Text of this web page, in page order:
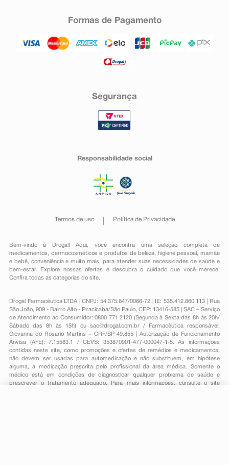
Formas de Pagamento
Segurança
Responsabilidade social
Termos de uso Política de Privacidade
Bem-vindo à Drogal! Aqui, você encontra uma seleção completa de
medicamentos , dermocosméticos e produtos de beleza, higiene pessoal ,mamãe
e bebê, conveniênciae muito mais, para atender suas necessidades de saúde e
bem-estar. Explore nossas ofertas e descubra o cuidado que você merece!
Confira todas as categorias do site.
Drogal Farmacêutica LTDA | CNPJ: 54.375.647/0066-72 | IE: 535.412.860.113 | Rua
São João, 909 - Bairro Alto - Piracicaba/São Paulo, CEP: 13416-585 | SAC – Serviço
de Atendimento ao Consumidor: 0800 771 2120 (Segunda à Sexta das 8h às 20h/
Sábado das 8h às 15h) ou sac@drogal.com.br/ Farmacêutica responsável:
Giovanna do Rosario Martins – CRF/SP 49.855 | Autorização de Funcionamento
Anvisa (AFE): 7.15583.1 / CEVS: 353870901-477-000047-1-5. As informações
contidas neste site, como promoções e ofertas de remédios e medicamentos,
não devem ser usadas para automedicação e não substituem, em hipótese
alguma, a medicação prescrita pelo profissional da área médica. Somente o
médico está em condições de diagnosticar qualquer problema de saúde e
prescrever o tratamento adequado. Para mais informações, consulte o site